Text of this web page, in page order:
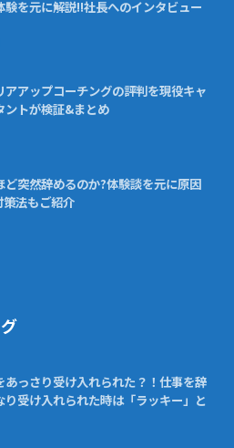
験を元に解説!!社長へのインタビュー
アアップコーチングの評判を現役キャ
ントが検証&まとめ
ど突然辞めるのか?体験談を元に原因
法もご紹介
あっさり受け入れられた？！仕事を辞
り受け入れられた時は「ラッキー」と